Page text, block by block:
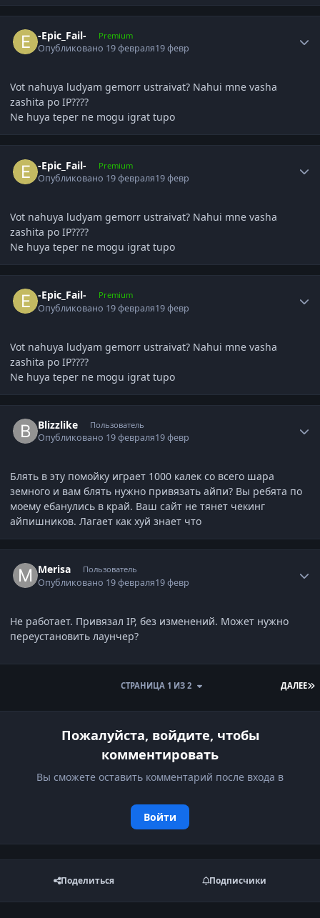
-Epic_Fail- Premium
Опубликовано 19 февраля19 февр
Vot nahuya ludyam gemorr ustraivat? Nahui mne vasha
zashita po IP????
Ne huya teper ne mogu igrat tupo
-Epic_Fail- Premium
Опубликовано 19 февраля19 февр
Vot nahuya ludyam gemorr ustraivat? Nahui mne vasha
zashita po IP????
Ne huya teper ne mogu igrat tupo
-Epic_Fail- Premium
Опубликовано 19 февраля19 февр
Vot nahuya ludyam gemorr ustraivat? Nahui mne vasha
zashita po IP????
Ne huya teper ne mogu igrat tupo
Blizzlike Пользователь
Опубликовано 19 февраля19 февр
Блять в эту помойку играет 1000 калек со всего шара
земного и вам блять нужно привязать айпи? Вы ребята по
моему ебанулись в край. Ваш сайт не тянет чекинг
айпишников. Лагает как хуй знает что
Merisa Пользователь
Опубликовано 19 февраля19 февр
Не работает. Привязал IP, без изменений. Может нужно
переустановить лаунчер?
ДАЛЕЕ
СТРАНИЦА 1 ИЗ 2
Пожалуйста, войдите, чтобы
комментировать
Вы сможете оставить комментарий после входа в
Войти
Поделиться Подписчики